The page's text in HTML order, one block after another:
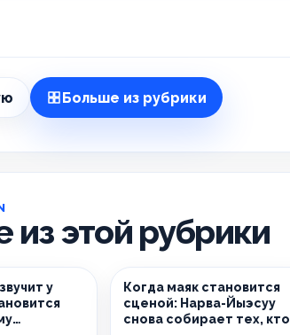
Больше из рубрики
из этой рубрики
у
Когда маяк становится
сценой: Нарва-Йыэсуу
снова собирает тех, кто